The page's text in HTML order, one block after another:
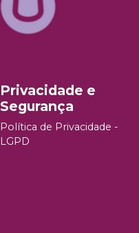
Privacidade e
Segurança
Política de Privacidade -
LGPD